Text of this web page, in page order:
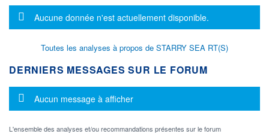
Message d'information
Aucune donnée n'est actuellement disponible.
Toutes les analyses à propos de STARRY SEA RT(S)
DERNIERS MESSAGES SUR LE FORUM
Message d'information
Aucun message à afficher
L'ensemble des analyses et/ou recommandations présentes sur le forum